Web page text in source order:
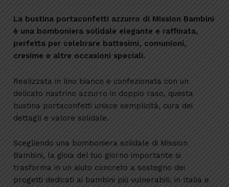
La bustina portaconfetti azzurro di Mission Bambini
è una bomboniera solidale elegante e raffinata,
perfetta per celebrare battesimi, comunioni,
cresime e altre occasioni speciali.
Realizzata in lino bianco e confezionata con un
delicato nastrino azzurro in doppio raso, questa
bustina portaconfetti unisce semplicità, cura dei
dettagli e valore solidale.
Scegliendo una bomboniera solidale di Mission
Bambini, la gioia del tuo giorno importante si
trasforma in un aiuto concreto a sostegno dei
progetti dedicati ai bambini più vulnerabili, in Italia e